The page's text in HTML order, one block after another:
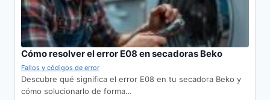
Cómo resolver el error E08 en secadoras Beko
Fallos y códigos de error
Descubre qué significa el error E08 en tu secadora Beko y
cómo solucionarlo de forma…